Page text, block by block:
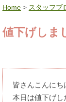
Home > スタッフブ
値下げしま
皆さんこんに
本日は値下げし